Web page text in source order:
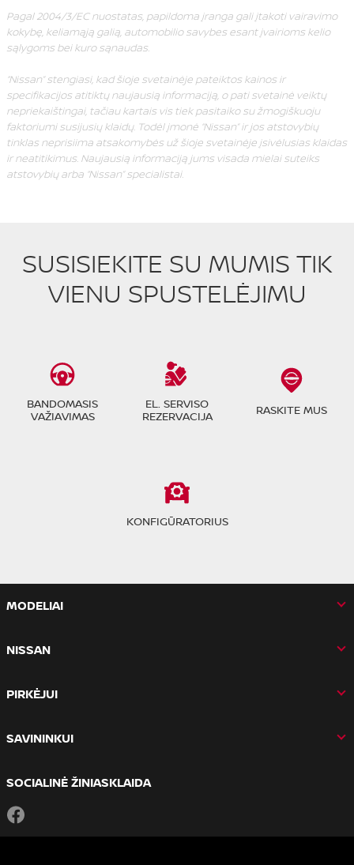
Pagal 2004/3/EC nuostatas, papildoma įranga gali įtakoti vairavimo
kokybę, keliamąją galią, automobilio savybes esant įvairioms kelio
sąlygoms bei kuro sąnaudas.
“Nissan” stengiasi, kad šioje svetainėje pateiktos kainos ir
specifikacijos atitiktų naujausią informaciją, o pati svetainė veiktų
nepriekaištingai, tačiau kartais vis tiek pasitaiko su žmogiškuoju
faktoriumi susijusių klaidų. Todėl įmonė “Nissan” ir jos atstovybių
tinklas neprisiima atsakomybės už šioje svetainėje įsivėlusias klaidas
ir neatitikimus. Naujausią informaciją jums visada mielai suteiks
atstovybių arba “Nissan” specialistai.
SUSISIEKITE SU MUMIS TIK
VIENU SPUSTELĖJIMU
BANDOMASIS
VAŽIAVIMAS
EL. SERVISO
REZERVACIJA
RASKITE MUS
KONFIGŪRATORIUS
MODELIAI
NISSAN
PIRKĖJUI
SAVININKUI
SOCIALINĖ ŽINIASKLAIDA